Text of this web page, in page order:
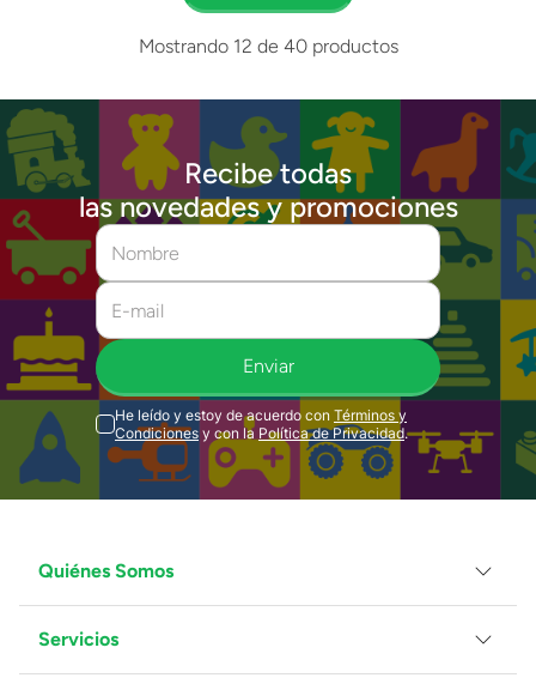
Mostrando 12 de 40productos
Recibe todas
las novedades y promociones
Enviar
He leído y estoy de acuerdo con Términos y
Condiciones y con la Política de Privacidad.
Quiénes Somos
Grupo Juguetron
Localiza tu tienda
Servicios